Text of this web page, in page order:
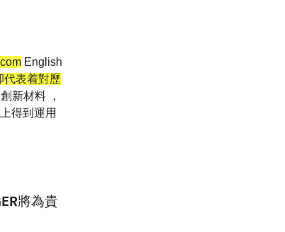
English
代表着對歷
新材料 ，
得到運用
將為貴